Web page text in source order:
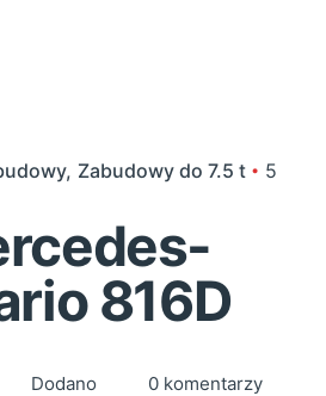
Zabudowy do 7.5 t
5
816D
Dodano
0 komentarzy